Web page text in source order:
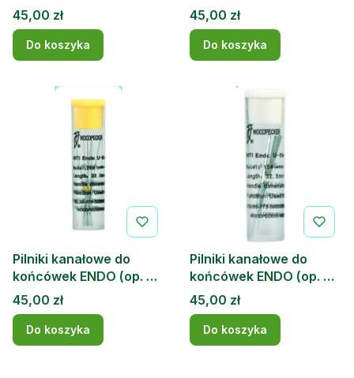
szt.) Woodpecker 30
Cena
45,00 zł
Do koszyka
szt.) Woodpecker 25
Cena
45,00 zł
Do koszyka
Pilniki kanałowe do
końcówek ENDO (op. 6
szt.) Woodpecker 20
Cena
45,00 zł
Do koszyka
Pilniki kanałowe do
końcówek ENDO (op. 6
szt.) Woodpecker 15
Cena
45,00 zł
Do koszyka